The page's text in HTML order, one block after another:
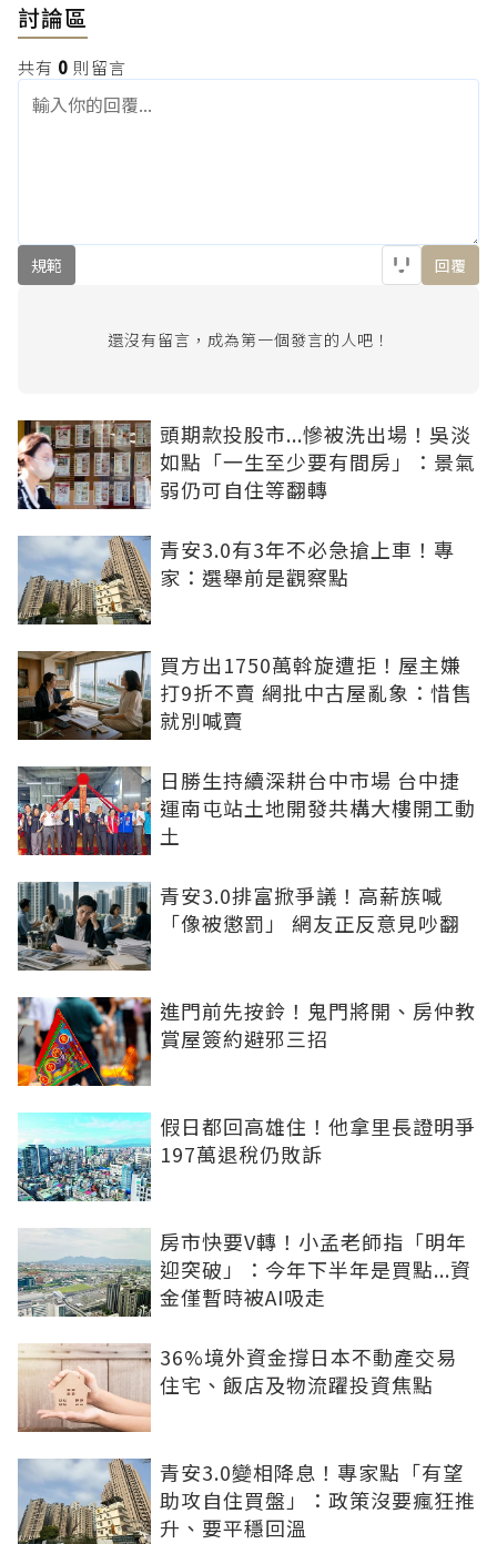
討論區
共有 0 則留言
規範 回覆
還沒有留言，成為第一個發言的人吧！
頭期款投股市...慘被洗出場！吳淡
如點「一生至少要有間房」：景氣
弱仍可自住等翻轉
青安3.0有3年不必急搶上車！專
家：選舉前是觀察點
買方出1750萬斡旋遭拒！屋主嫌
打9折不賣 網批中古屋亂象：惜售
就別喊賣
日勝生持續深耕台中市場 台中捷
運南屯站土地開發共構大樓開工動
土
青安3.0排富掀爭議！高薪族喊
「像被懲罰」 網友正反意見吵翻
進門前先按鈴！鬼門將開、房仲教
賞屋簽約避邪三招
假日都回高雄住！他拿里長證明爭
197萬退稅仍敗訴
房市快要V轉！小孟老師指「明年
迎突破」：今年下半年是買點...資
金僅暫時被AI吸走
36%境外資金撐日本不動產交易
住宅、飯店及物流躍投資焦點
青安3.0變相降息！專家點「有望
助攻自住買盤」：政策沒要瘋狂推
升、要平穩回溫